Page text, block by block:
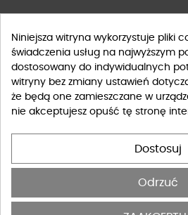
Niniejsza witryna wykorzystuje pliki
świadczenia usług na najwyższym
dostosowany do indywidualnych
witryny bez zmiany ustawień
że będą one zamieszczane w
nie akceptujesz opuść tę stronę
Dostosuj
Odrzuć